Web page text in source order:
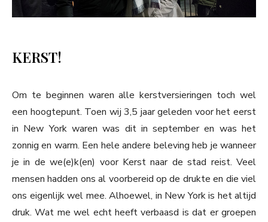
KERST!
Om te beginnen waren alle kerstversieringen toch wel
een hoogtepunt. Toen wij 3,5 jaar geleden voor het eerst
in New York waren was dit in september en was het
zonnig en warm. Een hele andere beleving heb je wanneer
je in de we(e)k(en) voor Kerst naar de stad reist. Veel
mensen hadden ons al voorbereid op de drukte en die viel
ons eigenlijk wel mee. Alhoewel, in New York is het altijd
druk. Wat me wel echt heeft verbaasd is dat er groepen